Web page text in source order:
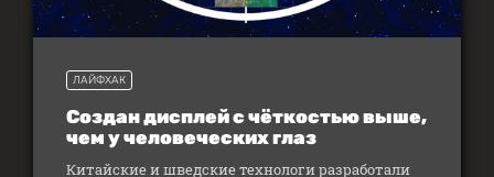
ЛАЙФХАК
Создан дисплей с чёткостью выше,
чем у человеческих глаз
Китайские и шведские технологи разработали